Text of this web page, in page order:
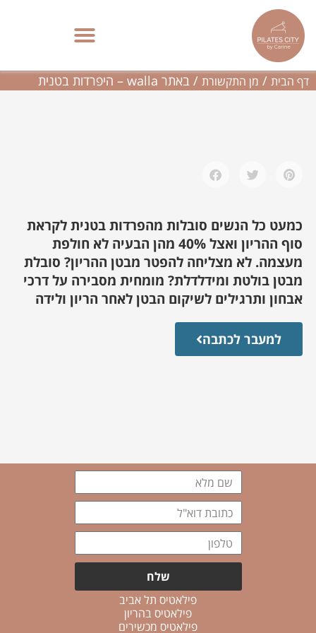
לתוכן
באתר walla – היפרדות בטנית
דף הבית / מן התקשורת / באתר walla – היפרדות בטנית
כמעט כל הנשים סובלות מהפרדות בטנית לקראת
סוף ההריון ואצל 40% מהן הבעיה לא חולפת
מעצמה. לא מצליחה להפטר מבטן ההריון? סובלת
מבטן בולטת ומידלדלת? מומחית מסבירה על דרכי
אבחון ותרגילים לשיקום הבטן לאחר הריון ולידה
למעבר לכתבה
שם
מלא
כתובת
דוא"ל
טלפון
שלח
פילאטיס תל אביב
פילאטיס בהריון
פילאטיס מכשירים